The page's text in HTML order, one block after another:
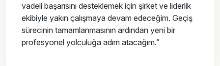
vadeli başarısını desteklemek için şirket ve liderlik
ekibiyle yakın çalışmaya devam edeceğim. Geçiş
sürecinin tamamlanmasının ardından yeni bir
profesyonel yolculuğa adım atacağım.”